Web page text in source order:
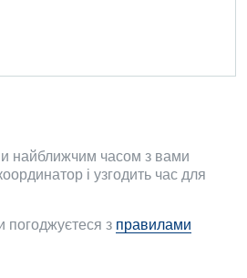
найближчим часом з вами
і узгодить час для
погоджуєтеся з правилами